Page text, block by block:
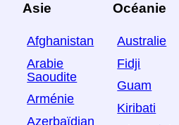
Asie
Afghanistan
Arabie
Saoudite
Arménie
Azerbaïdjan
Océanie
Australie
Fidji
Guam
Kiribati